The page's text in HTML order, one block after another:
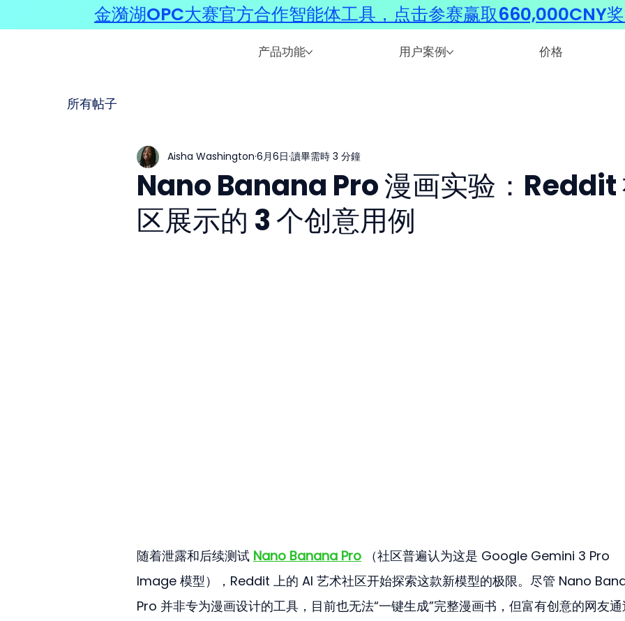
产品功能 用户案例 价格
所有帖子
Nano Banana Pro 漫画实验：Reddit
区展示的 3 个创意用例
Aisha Washington 6月6日 讀畢需時 3 分鐘
随着泄露和后续测试 Nano Banana Pro （社区普遍认为这是 Google Gemini 3 Pro
Image 模型），Reddit 上的 AI 艺术社区开始探索这款新模型的极限。尽管 Nano
Pro 并非专为漫画设计的工具，目前也无法“一键生成”完整漫画书，但富有创意的网友
金漪湖OPC大赛官方合作智能体工具，点击参赛赢取660,000CNY